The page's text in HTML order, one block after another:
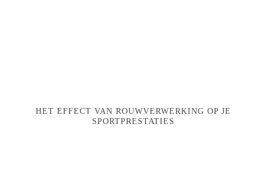
HET EFFECT VAN ROUWVERWERKING OP JE
SPORTPRESTATIES